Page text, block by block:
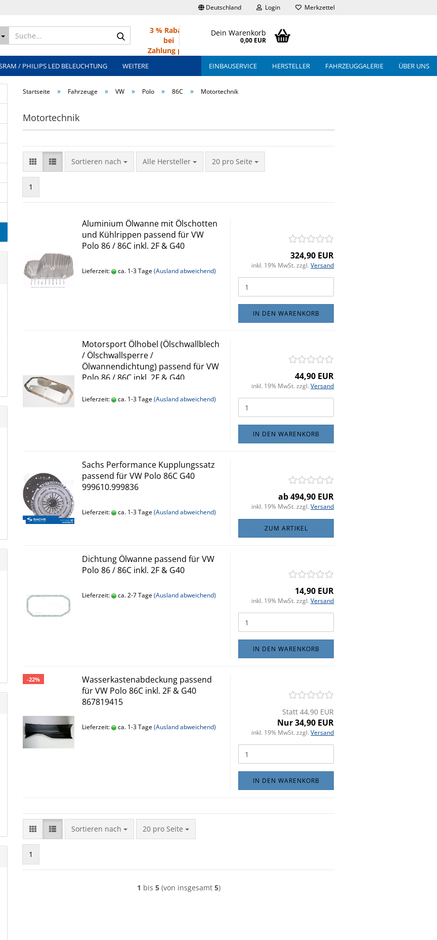
Deutschland Login Merkzettel
Suche...3 % Rabatt
bei
Zahlung per
Dein Warenkorb
0,00 EUR
/ PHILIPS LED BELEUCHTUNG EINBAUSERVICE HERSTELLER FAHRZEUGGALERIE ÜBER UNS
WEITERE
Startseite » Fahrzeuge » VW » Polo » 86C » Motortechnik
Motortechnik
Sortieren nach
Sortieren nach Alle Hersteller 20 pro Seite
pro Seite
1
Aluminium Ölwanne mit Ölschotten
und Kühlrippen passend für VW
Polo 86 / 86C inkl. 2F & G40
Lieferzeit: ca. 1-3 Tage(Ausland abweichend)
324,90 EUR
inkl. 19% MwSt. zzgl.Versand
IN DEN WARENKORB
Motorsport Ölhobel (Ölschwallblech
/ Ölschwallsperre /
Ölwannendichtung) passend für VW
Polo 86 / 86C inkl. 2F & G40
Lieferzeit: ca. 1-3 Tage(Ausland abweichend)
44,90 EUR
inkl. 19% MwSt. zzgl.Versand
IN DEN WARENKORB
Sachs Performance Kupplungssatz
passend für VW Polo 86C G40
999610.999836
Lieferzeit: ca. 1-3 Tage(Ausland abweichend)
ab 494,90 EUR
inkl. 19% MwSt. zzgl.Versand
ZUM ARTIKEL
Dichtung Ölwanne passend für VW
Polo 86 / 86C inkl. 2F & G40
Lieferzeit: ca. 2-7 Tage(Ausland abweichend) 14,90 EUR
inkl. 19% MwSt. zzgl.Versand
IN DEN WARENKORB
-22%
Wasserkastenabdeckung passend
für VW Polo 86C inkl. 2F & G40
867819415
Lieferzeit: ca. 1-3 Tage(Ausland abweichend)
Statt 44,90 EUR
Nur 34,90 EUR
inkl. 19% MwSt. zzgl.Versand
IN DEN WARENKORB
Sortieren nach
Sortieren nach 20 pro Seite
pro Seite
1
1 bis5 (von insgesamt5)